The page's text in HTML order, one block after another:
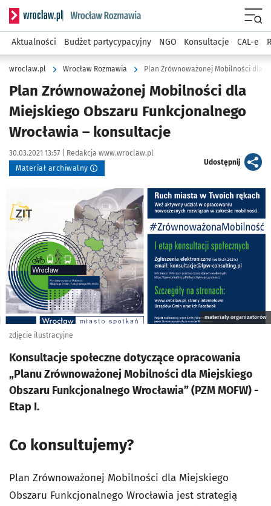
Serwis informacyjny wroclaw.pl podserwis: Rozmawia
Aktualności Budżet partycypacyjny NGO Konsultacje CAL-e
wroclaw.pl Wrocław Rozmawia
Plan Zrównoważonej Mobilności dla
Miejskiego Obszaru Funkcjonalnego
Wrocławia – konsultacje
Data publikacji:
30.03.2021 13:57 | Autor:
Redakcja www.wroclaw.pl
Materiał archiwalny
Udostępnijartykuł
Kliknij, aby powiększyć
materiały organizatorów
zdjęcie ilustracyjne
Konsultacje społeczne dotyczące opracowania
„Planu Zrównoważonej Mobilności dla Miejskiego
Obszaru Funkcjonalnego Wrocławia” (PZM MOFW) -
Etap I.
Co konsultujemy?
Plan Zrównoważonej Mobilności dla Miejskiego
Obszaru Funkcjonalnego Wrocławia jest strategią